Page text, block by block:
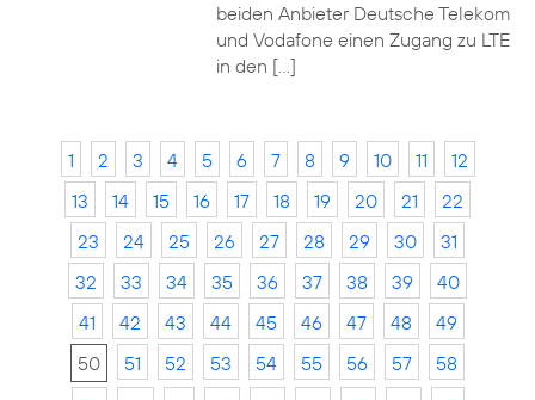
beiden Anbieter Deutsche Telekom
und Vodafone einen Zugang zu LTE
in den […]
1 2 3 4 5 6 7 8 9 10 11
12
13
14 15 16 17 18 19 20 21
22
23
24 25 26 27 28 29 30
31
32
33 34 35 36 37 38 39
40
41
42 43 44 45 46 47 48
49
50
51 52 53 54 55 56 57
58